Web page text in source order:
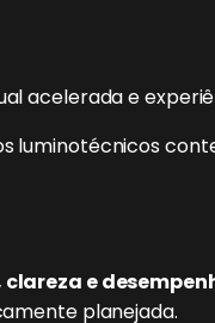
acelerada e
luminotécnicos
e
planejada.